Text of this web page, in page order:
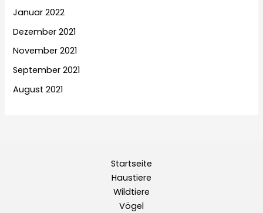
Januar 2022
Dezember 2021
November 2021
September 2021
August 2021
Startseite
Haustiere
Wildtiere
Vögel